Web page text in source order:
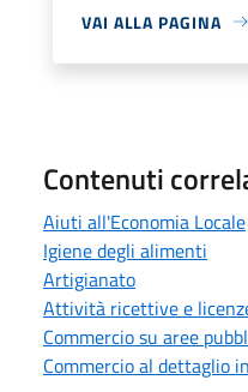
VAI ALLA PAGINA
Contenuti
Aiuti all'Economia Locale
Igiene degli alimenti
Artigianato
Attività ricettive e
Commercio su aree
Commercio al dettaglio